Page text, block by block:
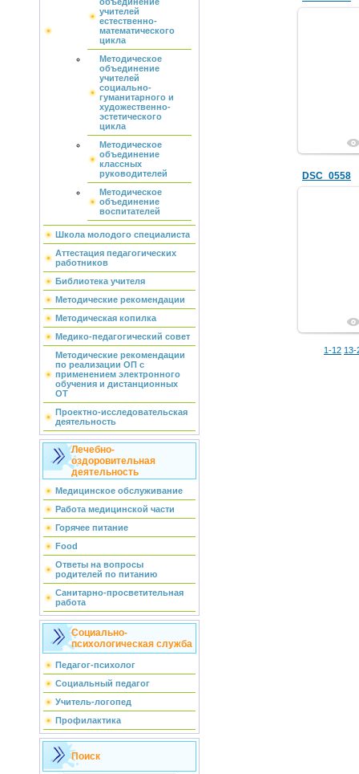
учителей
естественно-
математического
цикла
Методическое
объединение
учителей
социально-
гуманитарного и
художественно-
эстетического
цикла
Методическое
объединение
классных
руководителей
Методическое
объединение
воспитателей
Школа молодого специалиста
Аттестация педагогических
работников
Библиотека учителя
Методические рекомендации
Методическая копилка
Медико-педагогический совет
Методические рекомендации
по реализации ОП с
применением электронного
обучения и дистанционных
ОТ
Проектно-исследовательская
деятельность
Лечебно-
оздоровительная
деятельность
Медицинское обслуживание
Работа медицинской части
Горячее питание
Food
Ответы на вопросы
родителей по питанию
Санитарно-просветительная
работа
Социально-
психологическая служба
Педагог-психолог
Социальный педагог
Учитель-логопед
Профилактика
Поиск
DSC_0558
1-12 13-